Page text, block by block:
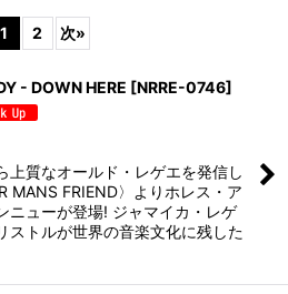
絞り込む
1 2 次»
- DOWN HERE [NRRE-0746]
上質なオールド・レゲエを発信し
MANS FRIEND〉よりホレス・ア
ニューが登場! ジャマイカ・レゲ
ストルが世界の音楽文化に残した